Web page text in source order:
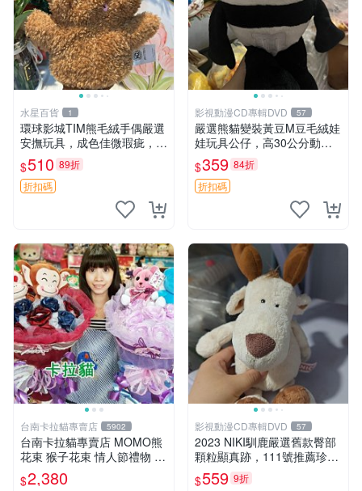
水星百貨 1
環球影城TIM熊毛絨手偶嚴選
安撫玩具，成色佳微瑕疵，贈
小禮物超值優惠 TIM熊 毛絨
手偶 安撫 toy 嚴選
$510 89折
折扣碼
影視動漫CD專輯DVD 57
嚴選熊貓變裝黃豆M豆毛絨娃
娃玩具公仔，高30公分動漫
周邊 熊貓 變裝 公仔
$359 84折
折扣碼
台南卡拉貓專賣店 5902
台南卡拉貓專賣店 MOMO熊
花束 猴子花束 情人節禮物 二
選一 可繡字 可今天寄明天到
$2,380
影視動漫CD專輯DVD 57
2023 NIKI馴鹿嚴選舊款臀部
顆粒顯真跡，111號推薦珍藏
品 馴鹿 舊款 尾巴顆粒
$559 9折